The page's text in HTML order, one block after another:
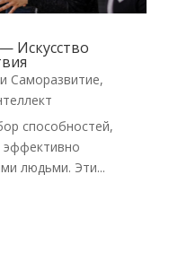
Искусство
Саморазвитие,
способностей,
людьми. Эти...